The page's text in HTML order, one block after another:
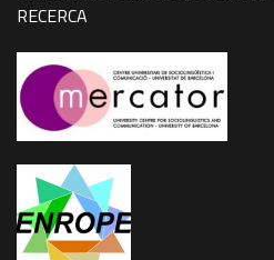
RECERCA